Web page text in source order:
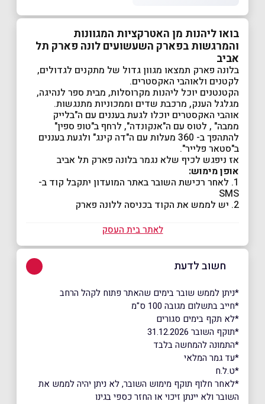
בואו ליהנות מן האטרקציות המגוונות
והמרגשות בפארק השעשועים לונה פארק תל
אביב
בלונה פארק תמצאו מגוון גדול של מתקנים לגדולים,
לקטנים ולאוהבי האקסטרים.
הקטנטנים יוכל ליהנות מקרוסלות, מבית ספר לנהיגה,
מגלגל הענק, מרכבת שדים וממכוניות מתנגשות.
אוהבי האקסטרים יוכלו לגעת בעננים עם ה"בלייק
ממבה" , לטוס עם ה"אנקונדה", לרחף ב"טופ ספין"
להתהפך ב- 360 מעלות עם ה"דה קינג" ולגעת בעננים
ב"סטאר פלייר".
אז ניפגש לכיף שלא נגמר בלונה פארק תל אביב
אופן מימוש:
1. לאחר רכישת השובר באתר המועדון יתקבל קוד ב-
SMS
2. יש לממש את הקוד בכניסה ללונה פארק
לאתר בית העסק
חשוב לדעת
*ניתן לממש שובר בימים שהאתר פתוח לקהל הרחב
*חייב בתשלום מגובה 100 ס"מ
*לא תקף בימים סגורים
*תוקף השובר 31.12.2026
*התמונה להמחשה בלבד
*עד גמר המלאי
*ט.ל.ח
*לאחר חלוף תוקף מימוש השובר, לא ניתן יהיה לממש את
השובר ולא יינתן זיכוי או החזר כספי בגינו